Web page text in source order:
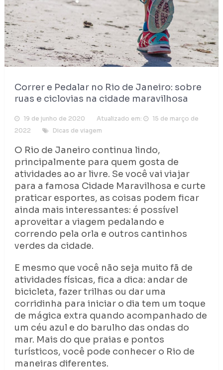
Correr e Pedalar no Rio de Janeiro: sobre
ruas e ciclovias na cidade maravilhosa
19 de junho de 2020 Atualizado em:
15 de março de
2022
Dicas de viagem
O Rio de Janeiro continua lindo,
principalmente para quem gosta de
atividades ao ar livre. Se você vai viajar
para a famosa Cidade Maravilhosa e curte
praticar esportes, as coisas podem ficar
ainda mais interessantes: é possível
aproveitar a viagem pedalando e
correndo pela orla e outros cantinhos
verdes da cidade.
E mesmo que você não seja muito fã de
atividades físicas, fica a dica: andar de
bicicleta, fazer trilhas ou dar uma
corridinha para iniciar o dia tem um toque
de mágica extra quando acompanhado de
um céu azul e do barulho das ondas do
mar. Mais do que praias e pontos
turísticos, você pode conhecer o Rio de
maneiras diferentes.